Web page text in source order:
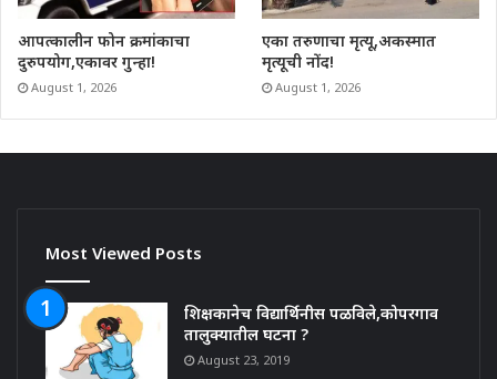
आपत्कालीन फोन क्रमांकाचा
दुरुपयोग,एकावर गुन्हा!
August 1, 2026
एका तरुणाचा मृत्यू,अकस्मात
मृत्यूची नोंद!
August 1, 2026
Most Viewed Posts
शिक्षकानेच विद्यार्थिनीस पळविले,कोपरगाव
तालुक्यातील घटना ?
August 23, 2019